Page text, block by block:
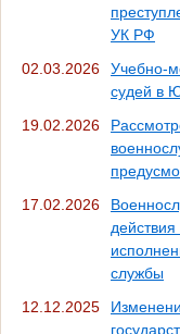
УК РФ
02.03.2026
Учебно-
судей в
19.02.2026
17.02.2026
службы
12.12.2025